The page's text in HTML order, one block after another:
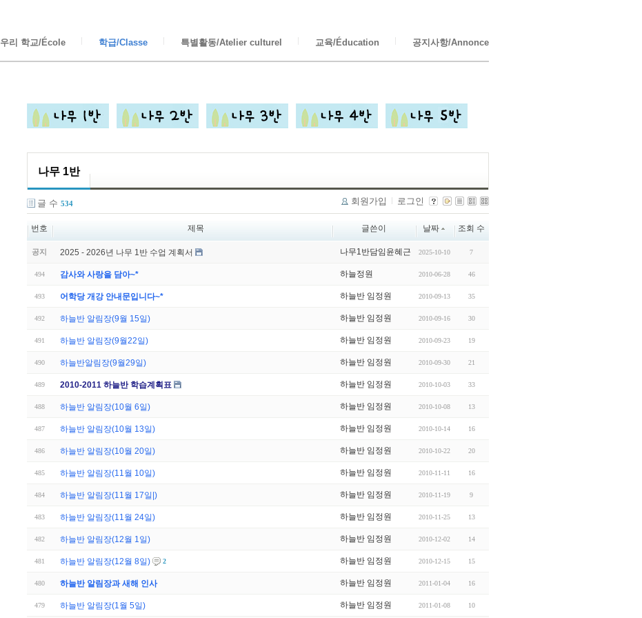
우리 학교/École 학급/Classe 특별활동/Atelier culturel 교육/Éducation 공지사항/Annonce
나무 1반
글 수 534 회원가입 로그인
번호 제목 글쓴이 날짜 조회 수
공지 2025 - 2026년 나무 1반 수업 계획서 나무1반담임윤혜근 2025-10-10 7
494 감사와 사랑을 담아~* 하늘정원 2010-06-28 46
493 어학당 개강 안내문입니다~* 하늘반 임정원 2010-09-13 35
492 하늘반 알림장(9월 15일) 하늘반 임정원 2010-09-16 30
491 하늘반 알림장(9월22일) 하늘반 임정원 2010-09-23 19
490 하늘반알림장(9월29일) 하늘반 임정원 2010-09-30 21
489 2010-2011 하늘반 학습계획표 하늘반 임정원 2010-10-03 33
488 하늘반 알림장(10월 6일) 하늘반 임정원 2010-10-08 13
487 하늘반 알림장(10월 13일) 하늘반 임정원 2010-10-14 16
486 하늘반 알림장(10월 20일) 하늘반 임정원 2010-10-22 20
485 하늘반 알림장(11월 10일) 하늘반 임정원 2010-11-11 16
484 하늘반 알림장(11월 17일|) 하늘반 임정원 2010-11-19 9
483 하늘반 알림장(11월 24일) 하늘반 임정원 2010-11-25 13
482 하늘반 알림장(12월 1일) 하늘반 임정원 2010-12-02 14
481 하늘반 알림장(12월 8일) 2 하늘반 임정원 2010-12-15 15
480 하늘반 알림장과 새해 인사 하늘반 임정원 2011-01-04 16
479 하늘반 알림장(1월 5일) 하늘반 임정원 2011-01-08 10